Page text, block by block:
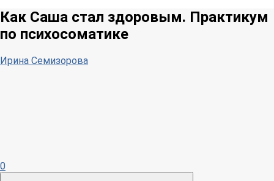
Как Саша стал здоровым. Практикум
по психосоматике
Ирина Семизорова
0